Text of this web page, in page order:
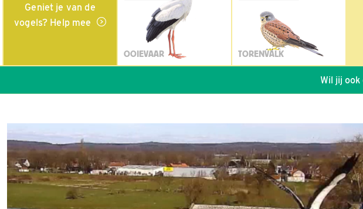
Geniet je van de
vogels? Help mee
OOIEVAAR TORENVALK
Wil jij ook de